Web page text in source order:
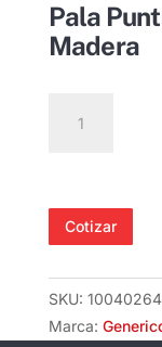
Pala
Madera
Punta
Madera
cantidad
Cotizar
SKU: 10040264
Marca: